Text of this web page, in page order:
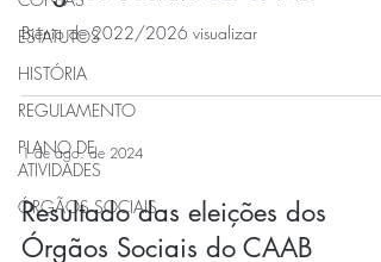
ESTATUTOS
HISTÓRIA
REGULAMENTO
PLANO DE
ATIVIDADES
ÓRGÃOS SOCIAIS
Biénio de 2022/2026 visualizar
1 de ago. de 2024
Resultado das eleições dos
Órgãos Sociais do CAAB